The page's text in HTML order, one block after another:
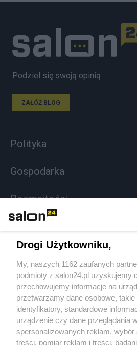
Podziel się swoją opinią
ZAŁÓŻ BLOG
Polityka
Gospodarka
Rozmaitości
Sport
Społeczeństwo
Kultura
Drogi Użytkowniku,
My, naszych 1162 zaufanych
podmioty z salon24.pl uzyskujemy
przechowujemy informacje na
przetwarzamy dane osobowe, takie
identyfikatory, standardowe
urządzenie czy dane przeglądania
spersonalizowanych reklam,
treści, pomiar reklam i treści,